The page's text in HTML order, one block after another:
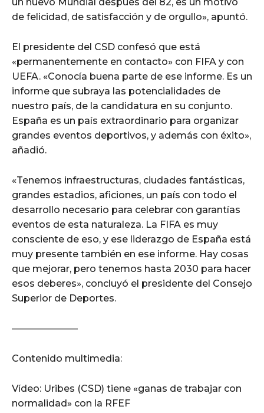
un nuevo Mundial después del 82, es un motivo
de felicidad, de satisfacción y de orgullo», apuntó.
El presidente del CSD confesó que está
«permanentemente en contacto» con FIFA y con
UEFA. «Conocía buena parte de ese informe. Es un
informe que subraya las potencialidades de
nuestro país, de la candidatura en su conjunto.
España es un país extraordinario para organizar
grandes eventos deportivos, y además con éxito»,
añadió.
«Tenemos infraestructuras, ciudades fantásticas,
grandes estadios, aficiones, un país con todo el
desarrollo necesario para celebrar con garantías
eventos de esta naturaleza. La FIFA es muy
consciente de eso, y ese liderazgo de España está
muy presente también en ese informe. Hay cosas
que mejorar, pero tenemos hasta 2030 para hacer
esos deberes», concluyó el presidente del Consejo
Superior de Deportes.
———————
Contenido multimedia:
Vídeo: Uribes (CSD) tiene «ganas de trabajar con
normalidad» con la RFEF